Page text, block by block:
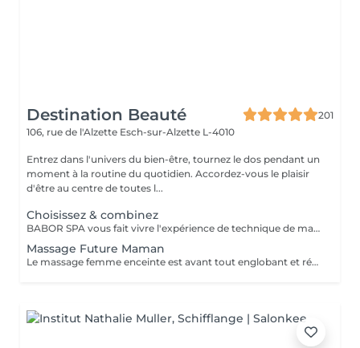
Destination Beauté
201
106, rue de l'Alzette Esch-sur-Alzette L-4010
Entrez dans l'univers du bien-être, tournez le dos pendant un
moment à la routine du quotidien. Accordez-vous le plaisir
d'être au centre de toutes l...
Choisissez & combinez
BABOR SPA vous fait vivre l'expérience de technique de massage grâce à des arômes délicats, des textures caressantes et des soins efficaces. Que voulez-vous ressentir ? Décidez vous même! SHAPING FOR BODY - Modèle mes sens. Définit une silhouette séduisante et affinée. ENERGIZING LIME MANDARIN - Eveille mes sens. Met tous les sens en éveil et apporte vivacité à la peau. RELAXING LAVENDER MINT - Relaxe mes sens. Caresse la peau et apporte une peau intérieure totale. BALANCING CASHMERE WOOD - Renforce mes sens. Apporte force intérieure et une peau plus résistante.
Massage Future Maman
Le massage femme enceinte est avant tout englobant et réconfortant. Ce massage utilise des techniques spécifiques permettant de soulager les tensions musculaires particulières pendant la grossesse.